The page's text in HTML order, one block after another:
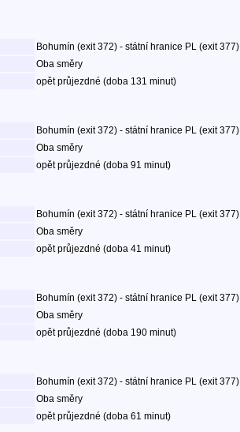
Bohumín (exit 372) - státní hranice PL (exit 377)
Oba směry
opět průjezdné (doba 131 minut)
Bohumín (exit 372) - státní hranice PL (exit 377)
Oba směry
opět průjezdné (doba 91 minut)
Bohumín (exit 372) - státní hranice PL (exit 377)
Oba směry
opět průjezdné (doba 41 minut)
Bohumín (exit 372) - státní hranice PL (exit 377)
Oba směry
opět průjezdné (doba 190 minut)
Bohumín (exit 372) - státní hranice PL (exit 377)
Oba směry
opět průjezdné (doba 61 minut)